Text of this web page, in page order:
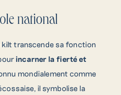
national
kilt transcende sa fonction
incarner la fierté et
mondialement comme
il symbolise la